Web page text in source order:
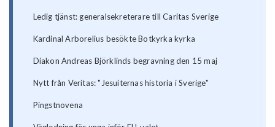
Ledig tjänst: generalsekreterare till Caritas Sverige
Kardinal Arborelius besökte Botkyrka kyrka
Diakon Andreas Björklinds begravning den 15 maj
Nytt från Veritas: "Jesuiternas historia i Sverige"
Pingstnovena